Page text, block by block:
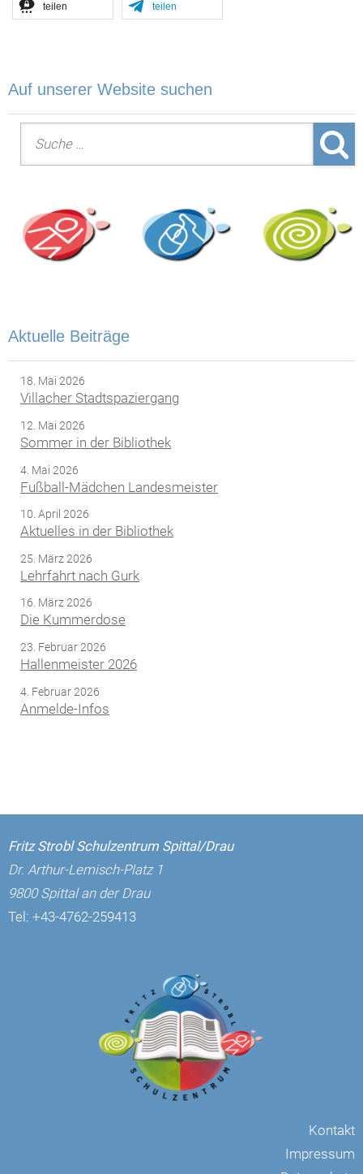
teilen teilen
Auf unserer Website suchen
Suche nach:
Aktuelle Beiträge
18. Mai 2026
Villacher Stadtspaziergang
12. Mai 2026
Sommer in der Bibliothek
4. Mai 2026
Fußball-Mädchen Landesmeister
10. April 2026
Aktuelles in der Bibliothek
25. März 2026
Lehrfahrt nach Gurk
16. März 2026
Die Kummerdose
23. Februar 2026
Hallenmeister 2026
4. Februar 2026
Anmelde-Infos
Fritz Strobl Schulzentrum Spittal/Drau
Dr. Arthur-Lemisch-Platz 1
9800 Spittal an der Drau
Tel: +43-4762-259413
Kontakt
Impressum